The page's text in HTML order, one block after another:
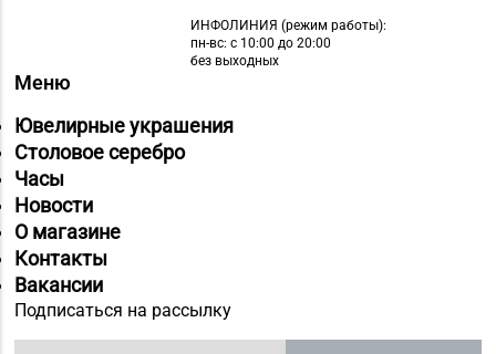
ИНФОЛИНИЯ (режим работы):
пн-вс: с 10:00 до 20:00
без выходных
Меню
Ювелирные украшения
Столовое серебро
Часы
Новости
О магазине
Контакты
Вакансии
Подписаться на рассылку